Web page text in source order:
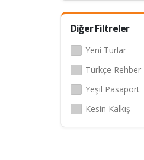
Diğer Filtreler
Yeni Turlar
Türkçe Rehber
Yeşil Pasaport
Kesin Kalkış